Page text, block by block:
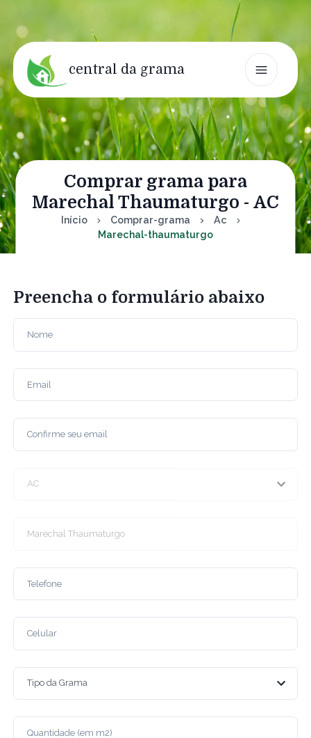
central da grama
Comprar grama para
Marechal Thaumaturgo - AC
Início Comprar-grama
Ac
Marechal-thaumaturgo
Preencha o formulário abaixo